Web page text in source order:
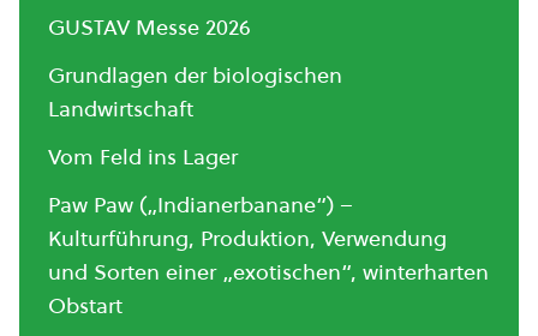
GUSTAV Messe 2026
Grundlagen der biologischen
Landwirtschaft
Vom Feld ins Lager
Paw Paw („Indianerbanane“) –
Kulturführung, Produktion, Verwendung
und Sorten einer „exotischen“, winterharten
Obstart